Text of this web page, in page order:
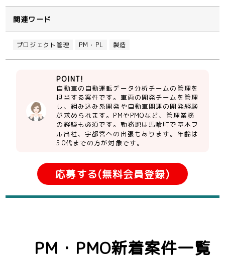
関連ワード
プロジェクト管理 PM・PL 製造
POINT!
自動車の自動運転データ分析チームの管理を
担当する案件です。車両の開発チームを管理
し、組み込み系開発や自動車関連の開発経験
が求められます。PMやPMOなど、管理業務
の経験も必須です。勤務地は馬喰町で基本フ
ル出社、宇都宮への出張もあります。年齢は
50代までの方が対象です。
応募する(無料会員登録)
PM・PMO新着案件一覧